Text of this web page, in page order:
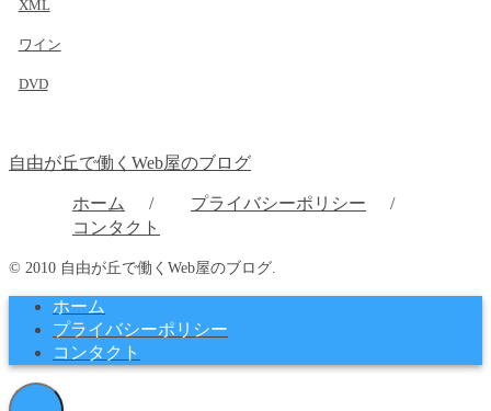
XML
ワイン
DVD
自由が丘で働くWeb屋のブログ
ホーム
プライバシーポリシー
コンタクト
© 2010 自由が丘で働くWeb屋のブログ.
ホーム
プライバシーポリシー
コンタクト